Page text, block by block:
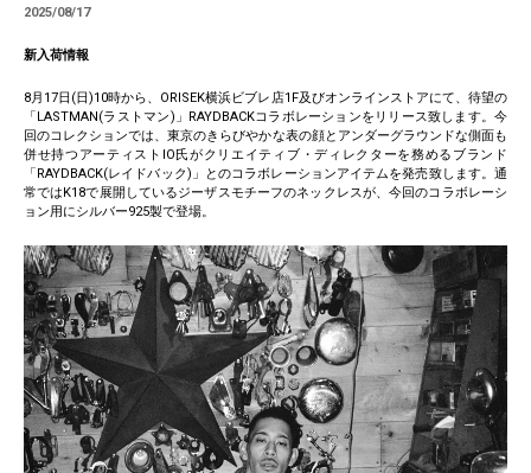
2025/08/17
新入荷情報
8月17日(日)10時から、ORISEK横浜ビブレ店1F及びオンラインストアにて、待望の
「LASTMAN(ラストマン)」RAYDBACKコラボレーションをリリース致します。今
回のコレクションでは、東京のきらびやかな表の顔とアンダーグラウンドな側面も
併せ持つアーティストIO氏がクリエイティブ・ディレクターを務めるブランド
「RAYDBACK(レイドバック)」とのコラボレーションアイテムを発売致します。通
常ではK18で展開しているジーザスモチーフのネックレスが、今回のコラボレーシ
ョン用にシルバー925製で登場。